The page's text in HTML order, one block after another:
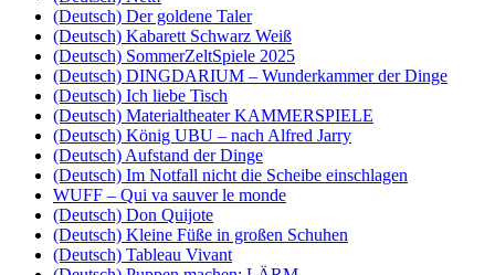
(Deutsch) Der goldene Taler
(Deutsch) Kabarett Schwarz Weiß
(Deutsch) SommerZeltSpiele 2025
(Deutsch) DINGDARIUM – Wunderkammer der Dinge
(Deutsch) Ich liebe Tisch
(Deutsch) Materialtheater KAMMERSPIELE
(Deutsch) König UBU – nach Alfred Jarry
(Deutsch) Aufstand der Dinge
(Deutsch) Im Notfall nicht die Scheibe einschlagen
WUFF – Qui va sauver le monde
(Deutsch) Don Quijote
(Deutsch) Kleine Füße in großen Schuhen
(Deutsch) Tableau Vivant